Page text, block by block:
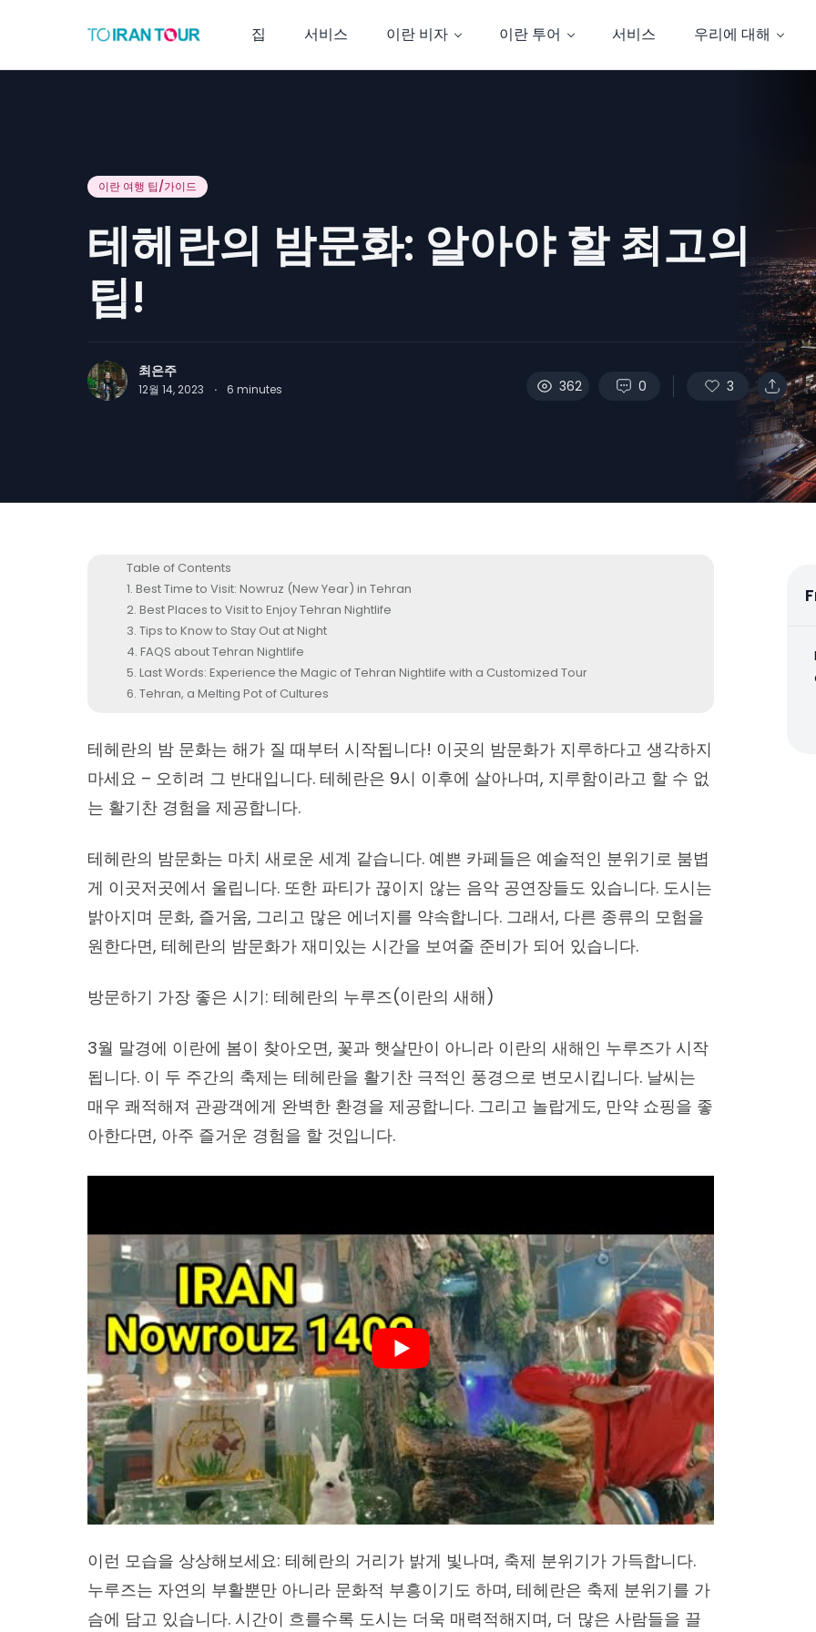
집 서비스 이란 비자 이란 투어 서비스 우리에 대해
이란 여행 팁/가이드
테헤란의 밤문화: 알아야 할 최고의
팁!
최은주
12월 14, 2023 · 6 minutes 362 0 3
Table of Contents
Best Time to Visit: Nowruz (New Year) in Tehran
Best Places to Visit to Enjoy Tehran Nightlife
Tips to Know to Stay Out at Night
FAQS about Tehran Nightlife
Last Words: Experience the Magic of Tehran Nightlife with a Customized Tour
Tehran, a Melting Pot of Cultures
테헤란의 밤 문화는 해가 질 때부터 시작됩니다! 이곳의 밤문화가 지루하다고 생각하지
마세요 – 오히려 그 반대입니다. 테헤란은 9시 이후에 살아나며, 지루함이라고 할 수 없
는 활기찬 경험을 제공합니다.
테헤란의 밤문화는 마치 새로운 세계 같습니다. 예쁜 카페들은 예술적인 분위기로 붐볍
게 이곳저곳에서 울립니다. 또한 파티가 끊이지 않는 음악 공연장들도 있습니다. 도시는
밝아지며 문화, 즐거움, 그리고 많은 에너지를 약속합니다. 그래서, 다른 종류의 모험을
원한다면, 테헤란의 밤문화가 재미있는 시간을 보여줄 준비가 되어 있습니다.
방문하기 가장 좋은 시기: 테헤란의 누루즈(이란의 새해)
3월 말경에 이란에 봄이 찾아오면, 꽃과 햇살만이 아니라 이란의 새해인 누루즈가 시작
됩니다. 이 두 주간의 축제는 테헤란을 활기찬 극적인 풍경으로 변모시킵니다. 날씨는
매우 쾌적해져 관광객에게 완벽한 환경을 제공합니다. 그리고 놀랍게도, 만약 쇼핑을 좋
아한다면, 아주 즐거운 경험을 할 것입니다.
이런 모습을 상상해보세요: 테헤란의 거리가 밝게 빛나며, 축제 분위기가 가득합니다.
누루즈는 자연의 부활뿐만 아니라 문화적 부흥이기도 하며, 테헤란은 축제 분위기를 가
슴에 담고 있습니다. 시간이 흐를수록 도시는 더욱 매력적해지며, 더 많은 사람들을 끌